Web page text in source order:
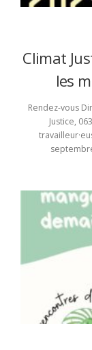
Climat
les
Rendez-vous
Justice,